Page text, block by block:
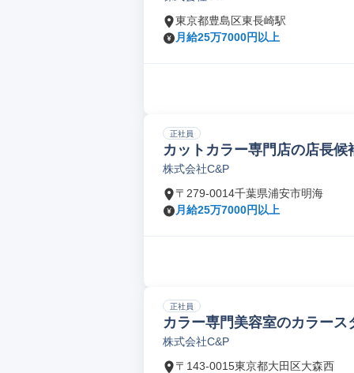
東京都豊島区東長崎駅
月給25万7000円以上
正社員
カットカラー専門店の店長候
株式会社C&P
〒279-0014千葉県浦安市明海
月給25万7000円以上
正社員
カラー専門美容室のカラース
株式会社C&P
〒143-0015東京都大田区大森西